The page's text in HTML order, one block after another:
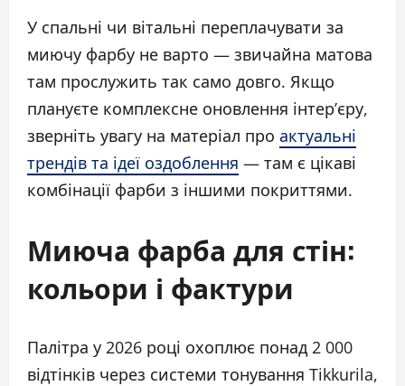
У спальні чи вітальні переплачувати за
миючу фарбу не варто — звичайна матова
там прослужить так само довго. Якщо
плануєте комплексне оновлення інтер’єру,
зверніть увагу на матеріал про актуальні
трендів та ідеї оздоблення — там є цікаві
комбінації фарби з іншими покриттями.
Миюча фарба для стін:
кольори і фактури
Палітра у 2026 році охоплює понад 2 000
відтінків через системи тонування Tikkurila,